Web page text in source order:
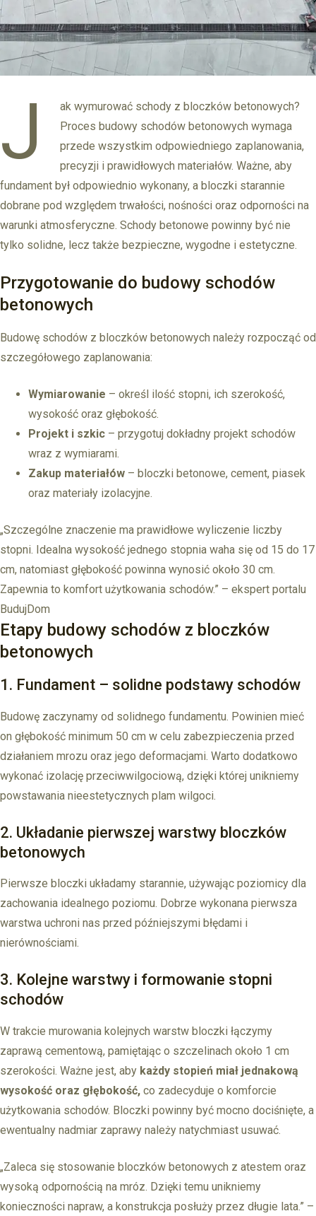
J
ak wymurować schody z bloczków betonowych?
Proces budowy schodów betonowych wymaga
przede wszystkim odpowiedniego zaplanowania,
precyzji i prawidłowych materiałów. Ważne, aby
fundament był odpowiednio wykonany, a bloczki starannie
dobrane pod względem trwałości, nośności oraz odporności na
warunki atmosferyczne. Schody betonowe powinny być nie
tylko solidne, lecz także bezpieczne, wygodne i estetyczne.
Przygotowanie do budowy schodów
betonowych
Budowę schodów z bloczków betonowych należy rozpocząć od
szczegółowego zaplanowania:
Wymiarowanie – określ ilość stopni, ich szerokość,
wysokość oraz głębokość.
Projekt i szkic – przygotuj dokładny projekt schodów
wraz z wymiarami.
Zakup materiałów – bloczki betonowe, cement, piasek
oraz materiały izolacyjne.
„Szczególne znaczenie ma prawidłowe wyliczenie liczby
stopni. Idealna wysokość jednego stopnia waha się od 15 do 17
cm, natomiast głębokość powinna wynosić około 30 cm.
Zapewnia to komfort użytkowania schodów.” – ekspert portalu
BudujDom
Etapy budowy schodów z bloczków
betonowych
1. Fundament – solidne podstawy schodów
Budowę zaczynamy od solidnego fundamentu. Powinien mieć
on głębokość minimum 50 cm w celu zabezpieczenia przed
działaniem mrozu oraz jego deformacjami. Warto dodatkowo
wykonać izolację przeciwwilgociową, dzięki której unikniemy
powstawania nieestetycznych plam wilgoci.
2. Układanie pierwszej warstwy bloczków
betonowych
Pierwsze bloczki układamy starannie, używając poziomicy dla
zachowania idealnego poziomu. Dobrze wykonana pierwsza
warstwa uchroni nas przed późniejszymi błędami i
nierównościami.
3. Kolejne warstwy i formowanie stopni
schodów
W trakcie murowania kolejnych warstw bloczki łączymy
zaprawą cementową, pamiętając o szczelinach około 1 cm
szerokości. Ważne jest, aby każdy stopień miał jednakową
wysokość oraz głębokość, co zadecyduje o komforcie
użytkowania schodów. Bloczki powinny być mocno dociśnięte, a
ewentualny nadmiar zaprawy należy natychmiast usuwać.
„Zaleca się stosowanie bloczków betonowych z atestem oraz
wysoką odpornością na mróz. Dzięki temu unikniemy
konieczności napraw, a konstrukcja posłuży przez długie lata.” –